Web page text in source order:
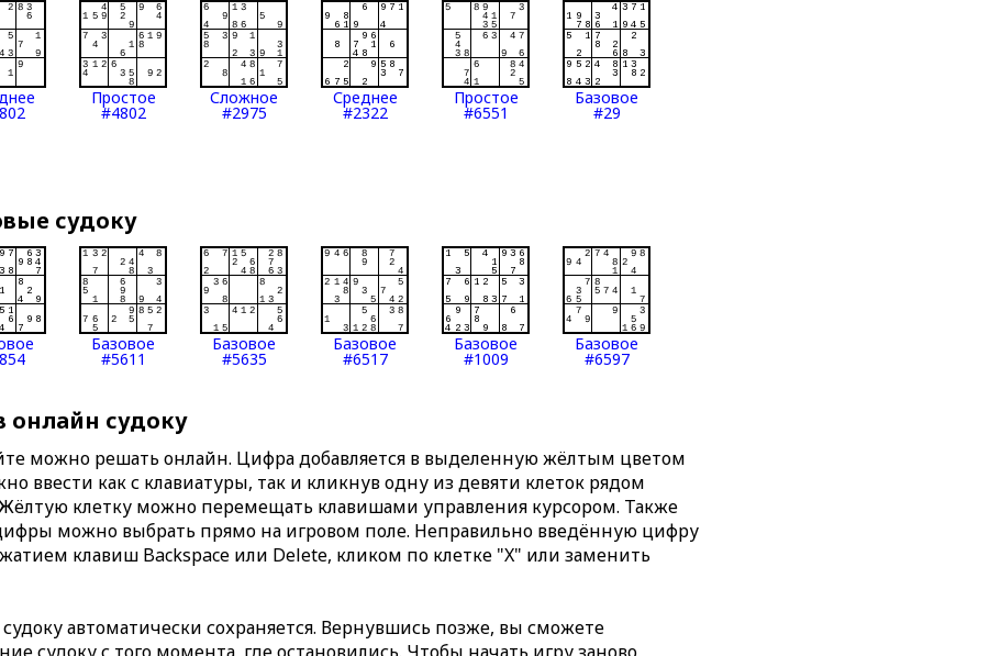
Простое
#4802
Сложное
#2975
Среднее
#2322
Простое
#6551
Базовое
#29
судоку
Базовое
#5611
Базовое
#5635
Базовое
#6517
Базовое
#1009
Базовое
#6597
онлайн судоку
можно решать онлайн. Цифра добавляется в выделенную жёлтым цветом
ввести как с клавиатуры, так и кликнув одну из девяти клеток рядом
клетку можно перемещать клавишами управления курсором. Также
можно выбрать прямо на игровом поле. Неправильно введённую цифру
клавиш Backspace или Delete, кликом по клетке "X" или заменить
автоматически сохраняется. Вернувшись позже, вы сможете